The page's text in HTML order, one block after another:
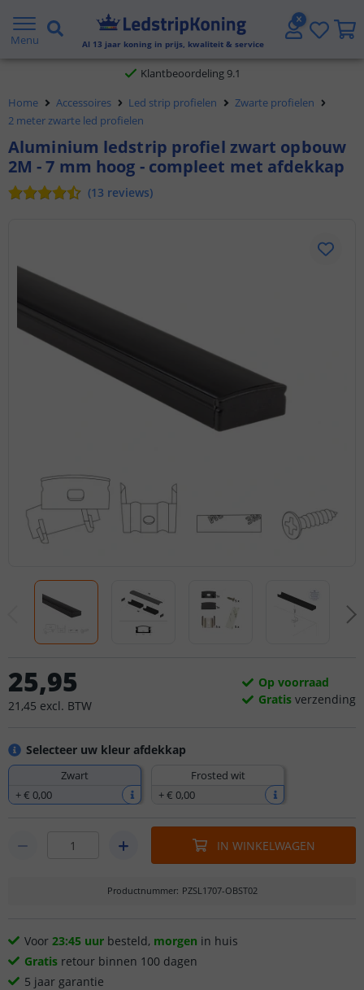
Menu Al 13 jaar koning in prijs, kwaliteit & service
Gratis verzending vanaf € 20,- NL en BE
Klantbeoordeling 9.1
Voor 23:45 uur besteld,morgen in huis
Home Accessoires Led strip profielen
Zwarte profielen
2 meter zwarte led profielen
Aluminium ledstrip profiel zwart opbouw
2M - 7 mm hoog - compleet met afdekkap
(13 reviews)
Selecteer uw kleur afdekkap
Zwart
+€ 0,00
Frosted wit
+€ 0,00
25,95
21 ,45 excl. BTW
Op voorraad
Gratis verzending
IN WINKELWAGEN
Productnummer: PZSL1707-OBST02
Voor 23:45 uur besteld, morgen in huis
Gratis retour binnen 100 dagen
5 jaar garantie